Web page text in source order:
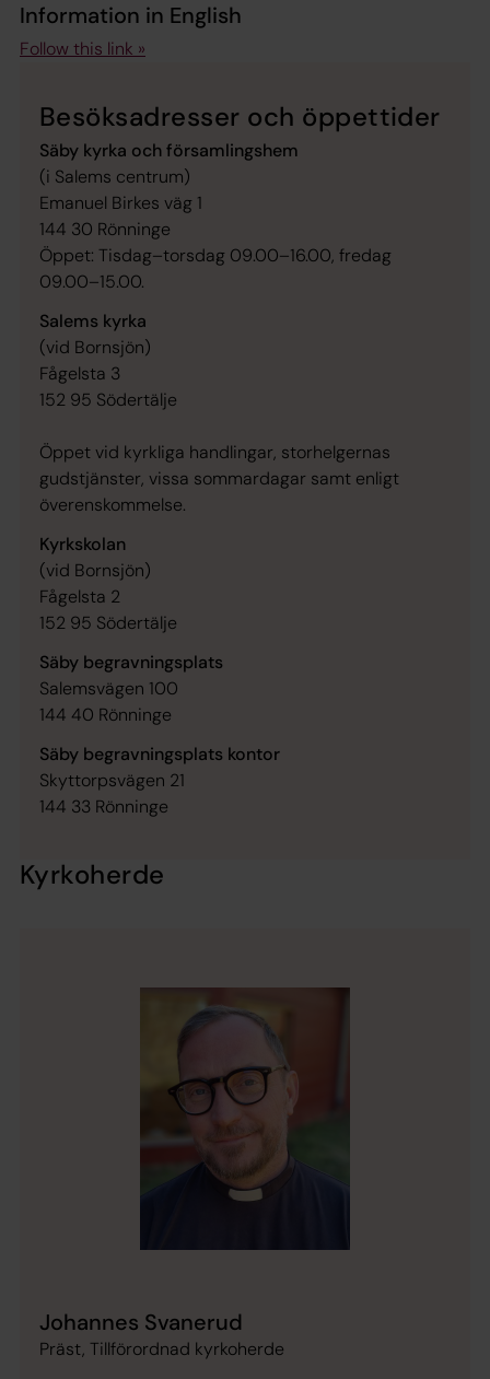
Information in English
Follow this link »
Besöksadresser och öppettider
Säby kyrka och församlingshem
(i Salems centrum)
Emanuel Birkes väg 1
144 30 Rönninge
Öppet: Tisdag–torsdag 09.00–16.00, fredag
09.00–15.00.
Salems kyrka
(vid Bornsjön)
Fågelsta 3
152 95 Södertälje
Öppet vid kyrkliga handlingar, storhelgernas
gudstjänster, vissa sommardagar samt enligt
överenskommelse.
Kyrkskolan
(vid Bornsjön)
Fågelsta 2
152 95 Södertälje
Säby begravningsplats
Salemsvägen 100
144 40 Rönninge
Säby begravningsplats kontor
Skyttorpsvägen 21
144 33 Rönninge
Kyrkoherde
Johannes Svanerud
Präst, Tillförordnad kyrkoherde